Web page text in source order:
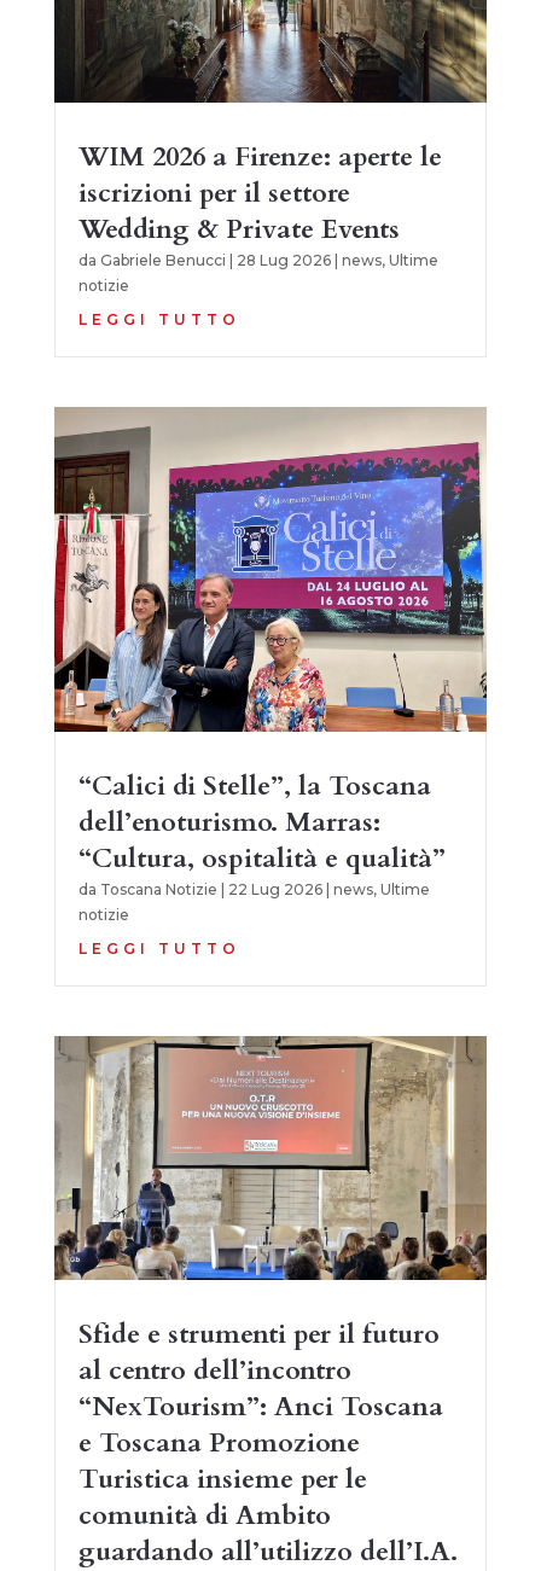
WIM 2026 a Firenze: aperte le
iscrizioni per il settore
Wedding & Private Events
da Gabriele Benucci | 28 Lug 2026| news, Ultime
notizie
LEGGI TUTTO
“Calici di Stelle”, la Toscana
dell’enoturismo. Marras:
“Cultura, ospitalità e qualità”
da Toscana Notizie | 22 Lug 2026| news, Ultime
notizie
LEGGI TUTTO
Sfide e strumenti per il futuro
al centro dell’incontro
“NexTourism”: Anci Toscana
e Toscana Promozione
Turistica insieme per le
comunità di Ambito
guardando all’utilizzo dell’I.A.